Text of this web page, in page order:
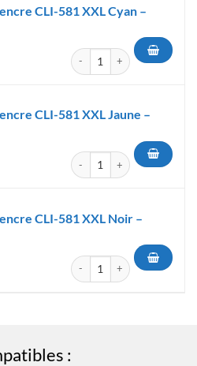
CLI-581 XXL Cyan –
quantité de Cartouche
CLI-581 XXL Jaune –
quantité de Cartouche
CLI-581 XXL Noir –
quantité de Cartouche
: